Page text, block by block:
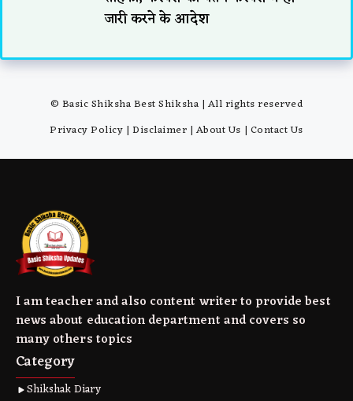
जारी करने के आदेश
© Basic Shiksha Best Shiksha | All rights reserved
Privacy Policy |Disclaimer | About Us | Contact Us
I am teacher and also content writer to provide best
news about education department and covers so
many others topics
Category
Shikshak Diary